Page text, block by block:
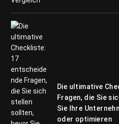
Die ultimative
Fragen, die Sie
Sie Ihre
oder optimieren